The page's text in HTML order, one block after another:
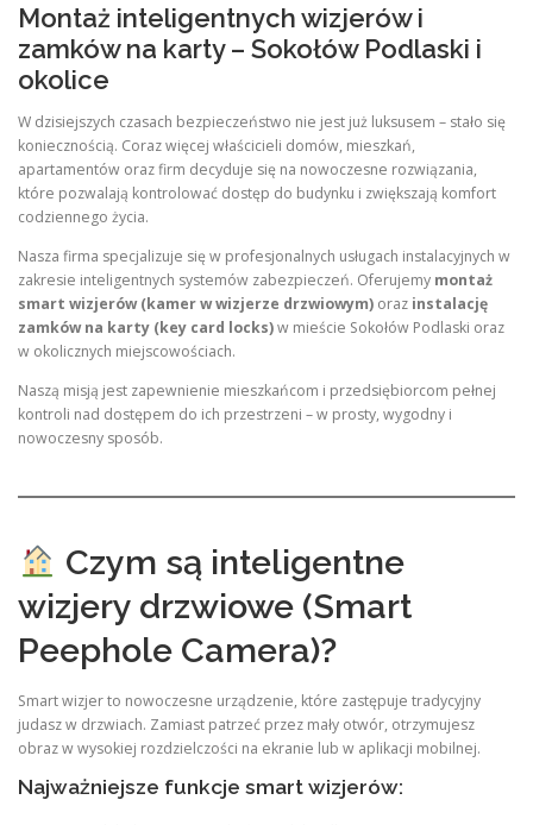
Montaż inteligentnych wizjerów i
zamków na karty – Sokołów Podlaski i
okolice
W dzisiejszych czasach bezpieczeństwo nie jest już luksusem – stało się
koniecznością. Coraz więcej właścicieli domów, mieszkań,
apartamentów oraz firm decyduje się na nowoczesne rozwiązania,
które pozwalają kontrolować dostęp do budynku i zwiększają komfort
codziennego życia.
Nasza firma specjalizuje się w profesjonalnych usługach instalacyjnych w
zakresie inteligentnych systemów zabezpieczeń. Oferujemy montaż
smart wizjerów (kamer w wizjerze drzwiowym) oraz instalację
zamków na karty (key card locks)w mieście Sokołów Podlaski oraz
w okolicznych miejscowościach.
Naszą misją jest zapewnienie mieszkańcom i przedsiębiorcom pełnej
kontroli nad dostępem do ich przestrzeni – w prosty, wygodny i
nowoczesny sposób.
Czym są inteligentne
wizjery drzwiowe (Smart
Peephole Camera)?
Smart wizjer to nowoczesne urządzenie, które zastępuje tradycyjny
judasz w drzwiach. Zamiast patrzeć przez mały otwór, otrzymujesz
obraz w wysokiej rozdzielczości na ekranie lub w aplikacji mobilnej.
Najważniejsze funkcje smart wizjerów: